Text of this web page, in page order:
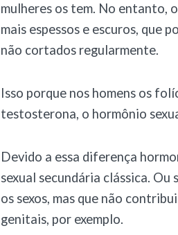
mulheres os tem. No entanto,
mais espessos e escuros, que
não cortados regularmente.
Isso porque nos homens os
testosterona, o hormônio
Devido a essa diferença
sexual secundária clássica.
os sexos, mas que não
genitais, por exemplo.